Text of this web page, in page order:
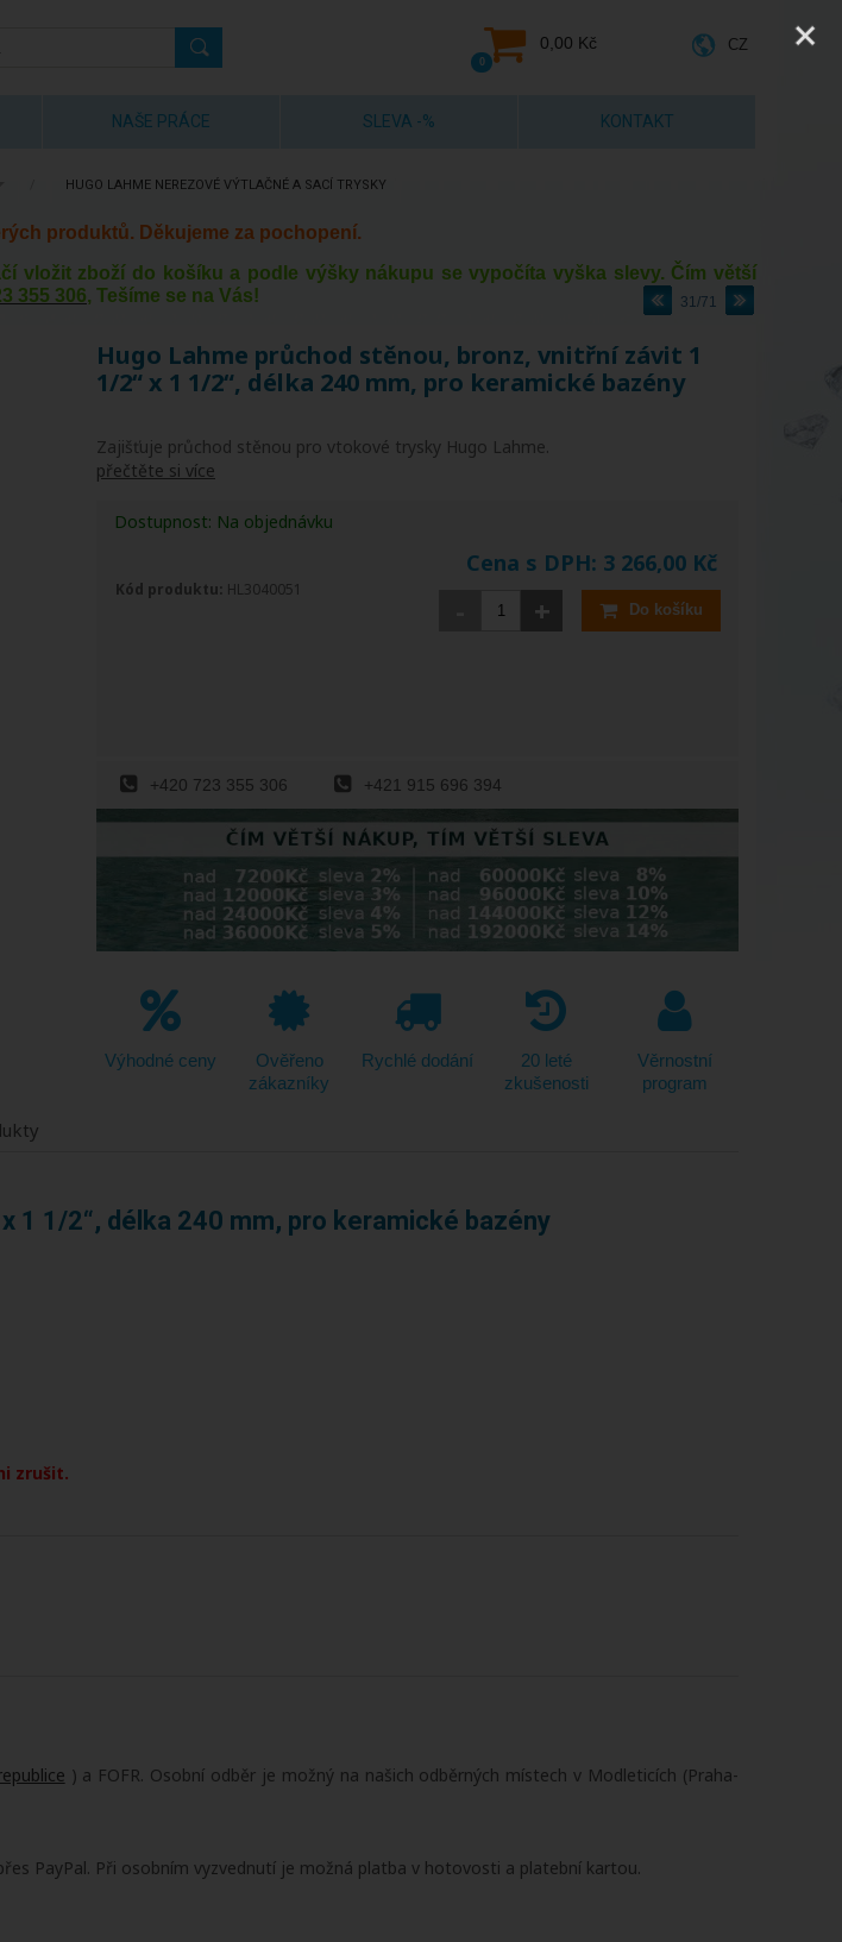
0,00 Kč
0
CZ
NAŠE PRÁCE SLEVA -% KONTAKT
HUGO LAHME NEREZOVÉ VÝTLAČNÉ A SACÍ TRYSKY
produktů. Děkujeme za pochopení.
vložit zboží do košíku a podle výšky nákupu se vypočíta vyška slevy. Čím větší
355 306, Tešíme se na Vás! 31/71
Hugo Lahme průchod stěnou, bronz, vnitřní závit 1
1/2“ x 1 1/2“, délka 240 mm, pro keramické bazény
Zajišťuje průchod stěnou pro vtokové trysky Hugo Lahme.
přečtěte si více
Kód produktu: HL3040051
Dostupnost: Na objednávku
Cena s DPH: 3 266,00 Kč
+ Do košíku
+420 723 355 306 +421 915 696 394
Výhodné ceny
Ověřeno
zákazníky
Rychlé dodání
20 leté
zkušenosti
Věrnostní
program
1 1/2“, délka 240 mm, pro keramické bazény
zrušit.
) a FOFR. Osobní odběr je možný na našich odběrných místech v Modleticích (Praha-
PayPal. Při osobním vyzvednutí je možná platba v hotovosti a platební kartou.